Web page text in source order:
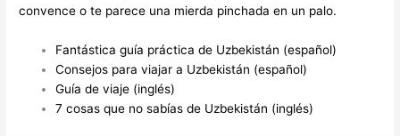
convence o te parece una mierda pinchada en un palo.
Fantástica guía práctica de Uzbekistán (español)
Consejos para viajar a Uzbekistán (español)
Guía de viaje (inglés)
7 cosas que no sabías de Uzbekistán (inglés)